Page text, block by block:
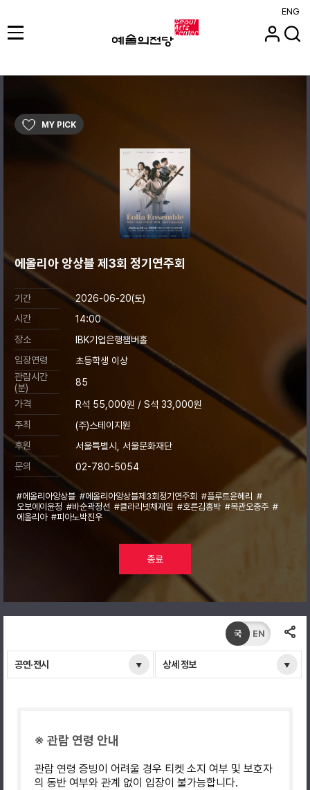
ENG
MY PICK
에올리아 앙상블 제3회 정기연주회
기간
2026-06-20(토)
시간
14:00
장소
IBK기업은행챔버홀
입장연령
초등학생 이상
관람시간
(분)
85
가격
R석 55,000원 / S석 33,000원
주최
(주)스테이지원
후원
서울특별시, 서울문화재단
문의
02-780-5054
#에올리아앙상블 #에올리아앙상블제3회정기연주회 #플루트윤혜리 #
오보에이윤정 #바순곽정선 #클라리넷채재일 #호른김홍박 #목관오중주 #
에올리아 #피아노박진우
종료
공연·전시 상세 정보
국 EN
※ 관람 연령 안내
관람 연령 증빙이 어려울 경우 티켓 소지 여부 및 보호자
의 동반 여부와 관계 없이 입장이 불가능합니다.